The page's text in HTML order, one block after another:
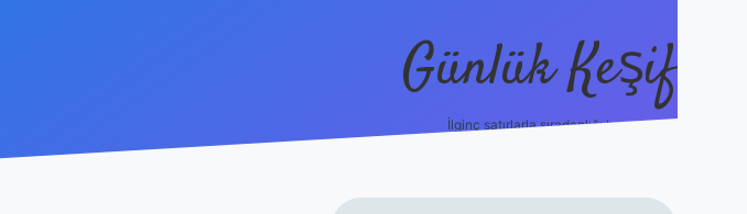
Günlük Keşif
İlginç satırlarla sıradanlığı boz.